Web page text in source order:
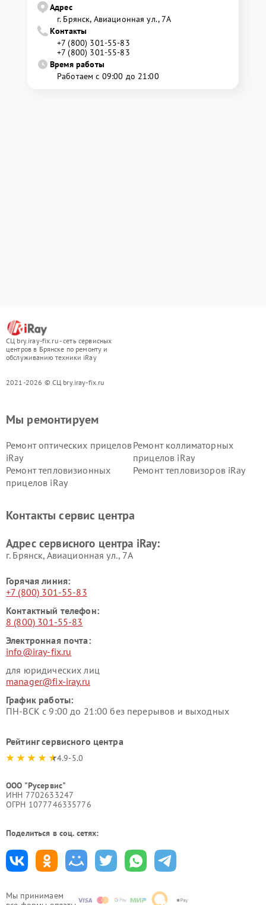
Адрес
г. Брянск, Авиационная ул., 7А
Контакты
+7 (800) 301-55-83
+7 (800) 301-55-83
Время работы
Работаем с 09:00 до 21:00
СЦ bry.iray-fix.ru - сеть сервисных
центров в Брянске по ремонту и
обслуживанию техники iRay
2021-2026 © СЦ bry.iray-fix.ru
Мы принимаем
Мы ремонтируем
Ремонт оптических прицелов
iRay
Ремонт коллиматорных
прицелов iRay
Ремонт тепловизионных
прицелов iRay
Ремонт тепловизоров iRay
Контакты сервис центра
Адрес сервисного центра iRay:
г. Брянск, Авиационная ул., 7А
Горячая линия:
+7 (800) 301-55-83
Контактный телефон:
8 (800) 301-55-83
Электронная почта:
info@iray-fix.ru
для юридических лиц
manager@fix-iray.ru
График работы:
ПН-ВСК с 9:00 до 21:00 без перерывов и выходных
Рейтинг сервисного центра
4.9-5.0
ООО "Русервис"
ИНН 7702633247
ОГРН 1077746335776
Поделиться в соц. сетях: